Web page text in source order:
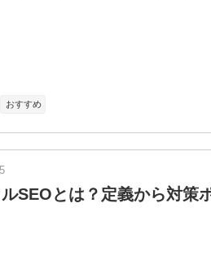
おすすめ
SEOとは？定義から対策